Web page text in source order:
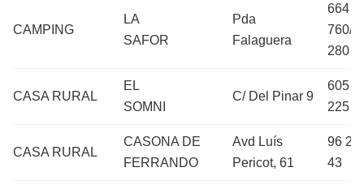
CAMPING
LA
SAFOR
Pda
Falaguera
664
760/
280
CASA RURAL
EL
SOMNI
C/ Del Pinar 9
605
225
CASA RURAL
CASONA DE
FERRANDO
Avd Luís
Pericot, 61
96
43